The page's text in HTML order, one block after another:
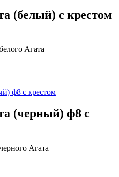
(белый) с крестом
Агата
(черный) ф8 с
Агата